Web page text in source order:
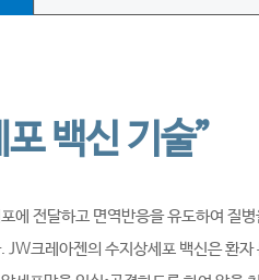
백신 기술”
전달하고 면역반응을 유도하여 질
크레아젠의 수지상세포 백신은 환